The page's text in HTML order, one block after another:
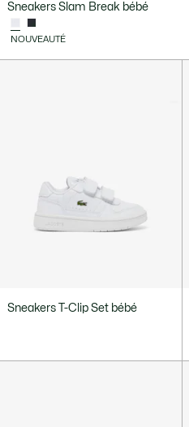
Sneakers Slam Break bébé
NOUVEAUTÉ
Sneakers T-Clip Set bébé